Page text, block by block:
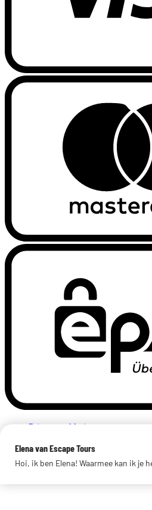
Privacyverklaring
Links
© 2026 Escape Tours
Elena van Escape Tours
Hoi, ik ben Elena! Waarmee kan ik je